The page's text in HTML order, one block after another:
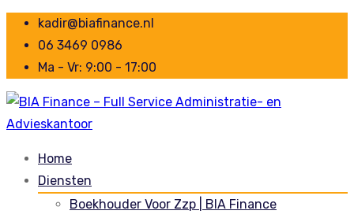
kadir@biafinance.nl
06 3469 0986
Ma - Vr: 9:00 - 17:00
Home
Diensten
Boekhouder Voor Zzp | BIA Finance